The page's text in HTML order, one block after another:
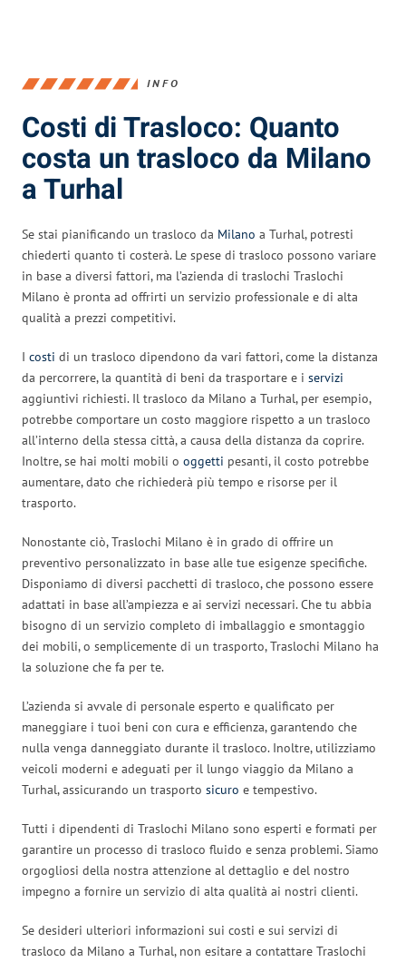
INFO
Costi di Trasloco: Quanto
costa un trasloco da Milano
a Turhal
Se stai pianificando un trasloco da Milano a Turhal, potresti
chiederti quanto ti costerà. Le spese di trasloco possono variare
in base a diversi fattori, ma l’azienda di traslochi Traslochi
Milano è pronta ad offrirti un servizio professionale e di alta
qualità a prezzi competitivi.
I costi di un trasloco dipendono da vari fattori, come la distanza
da percorrere, la quantità di beni da trasportare e i servizi
aggiuntivi richiesti. Il trasloco da Milano a Turhal, per esempio,
potrebbe comportare un costo maggiore rispetto a un trasloco
all’interno della stessa città, a causa della distanza da coprire.
Inoltre, se hai molti mobili o oggetti pesanti, il costo potrebbe
aumentare, dato che richiederà più tempo e risorse per il
trasporto.
Nonostante ciò, Traslochi Milano è in grado di offrire un
preventivo personalizzato in base alle tue esigenze specifiche.
Disponiamo di diversi pacchetti di trasloco, che possono essere
adattati in base all’ampiezza e ai servizi necessari. Che tu abbia
bisogno di un servizio completo di imballaggio e smontaggio
dei mobili, o semplicemente di un trasporto, Traslochi Milano ha
la soluzione che fa per te.
L’azienda si avvale di personale esperto e qualificato per
maneggiare i tuoi beni con cura e efficienza, garantendo che
nulla venga danneggiato durante il trasloco. Inoltre, utilizziamo
veicoli moderni e adeguati per il lungo viaggio da Milano a
Turhal, assicurando un trasporto sicuro e tempestivo.
Tutti i dipendenti di Traslochi Milano sono esperti e formati per
garantire un processo di trasloco fluido e senza problemi. Siamo
orgogliosi della nostra attenzione al dettaglio e del nostro
impegno a fornire un servizio di alta qualità ai nostri clienti.
Se desideri ulteriori informazioni sui costi e sui servizi di
trasloco da Milano a Turhal, non esitare a contattare Traslochi